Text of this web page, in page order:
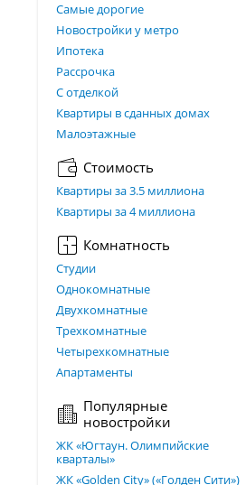
Самые дорогие
Новостройки у метро
Ипотека
Рассрочка
С отделкой
Квартиры в сданных домах
Малоэтажные
Стоимость
Квартиры за 3.5 миллиона
Квартиры за 4 миллиона
Комнатность
Студии
Однокомнатные
Двухкомнатные
Трехкомнатные
Четырехкомнатные
Апартаменты
Популярные
новостройки
ЖК «Югтаун. Олимпийские
кварталы»
ЖК «Golden City» («Голден Сити»)